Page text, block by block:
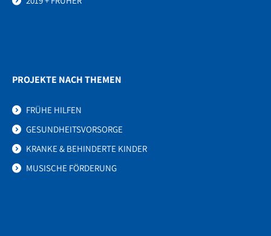
PROJEKTE NACH THEMEN
FRÜHE HILFEN
GESUNDHEITSVORSORGE
KRANKE & BEHINDERTE KINDER
MUSISCHE FÖRDERUNG